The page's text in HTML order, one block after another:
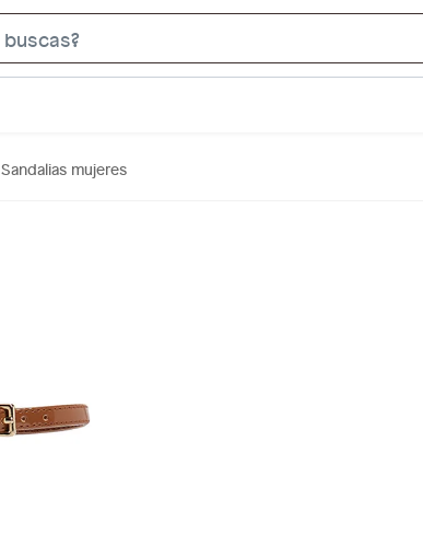
e
Sandalias mujeres